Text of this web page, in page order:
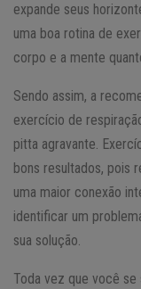
expande seus
uma boa rotina de
corpo e a mente
Sendo assim, a
exercício de
pitta agravante.
bons resultados, pois
uma maior conexão
identificar um
sua solução.
Toda vez que você